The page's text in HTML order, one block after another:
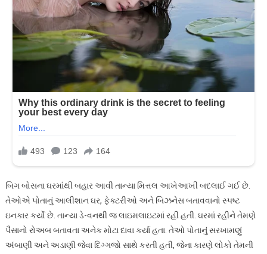
બિગ બોસના ઘરમાંથી બહાર આવી તાન્યા મિત્તલ આખેઆખી બદલાઈ ગઈ છે.
તેઓએ પોતાનું આલીશાન ઘર, ફેક્ટરીઓ અને બિઝનેસ બતાવવાનો સ્પષ્ટ
ઇનકાર કર્યો છે. તાન્યા ડે-વનથી જ લાઇમલાઇટમાં રહી હતી. ઘરમાં રહીને તેમણે
પૈસાનો રોઅબ બતાવતા અનેક મોટા દાવા કર્યા હતા. તેઓ પોતાનું સરખામણું
અંબાણી અને અડાણી જેવા દિગ્ગજો સાથે કરતી હતી, જેના કારણે લોકો તેમની